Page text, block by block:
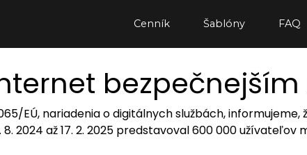
Cenník Šablóny FAQ
EÚ, nariadenia o digitálnych službách,
2024 až 17. 2. 2025 predstavoval 600 000 užívateľov